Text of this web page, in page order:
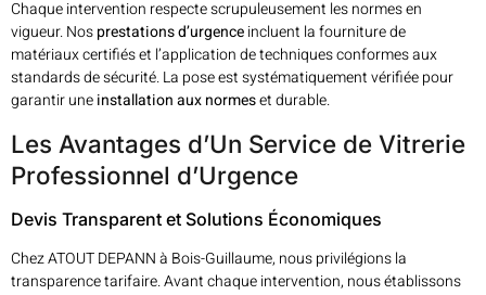
Chaque intervention respecte scrupuleusement les normes en
vigueur. Nosprestations d’urgenceincluent la fourniture de
matériaux certifiés et l’application de techniques conformes aux
standards de sécurité. La pose est systématiquement vérifiée pour
garantir uneinstallation aux normeset durable.
Les Avantages d’Un Service de Vitrerie
Professionnel d’Urgence
Devis Transparent et Solutions Économiques
Chez ATOUT DEPANN à Bois-Guillaume, nous privilégions la
transparence tarifaire. Avant chaque intervention, nous établissons